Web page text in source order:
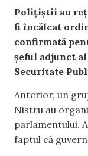
Polițiștii au
fi încălcat
confirmată
șeful adjunct
Securitate
Anterior, un
Nistru au
parlamentului.
faptul că